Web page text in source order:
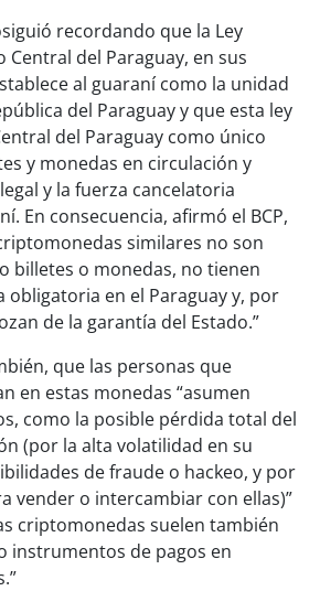
recordando que la Ley
Central del Paraguay, en sus
al guaraní como la unidad
del Paraguay y que esta ley
del Paraguay como único
y monedas en circulación y
y la fuerza cancelatoria
En consecuencia, afirmó el BCP,
similares no son
billetes o monedas, no tienen
obligatoria en el Paraguay y, por
de la garantía del Estado.”
que las personas que
en estas monedas “asumen
como la posible pérdida total del
(por la alta volatilidad en su
de fraude o hackeo, y por
vender o intercambiar con ellas)”
criptomonedas suelen también
instrumentos de pagos en